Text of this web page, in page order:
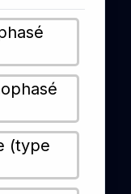
(type